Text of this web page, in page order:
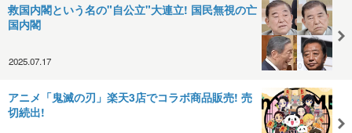
救国内閣という名の"自公立"大連立! 国民無視の亡
国内閣
2025.07.17
アニメ「鬼滅の刃」楽天3店でコラボ商品販売! 売
切続出!